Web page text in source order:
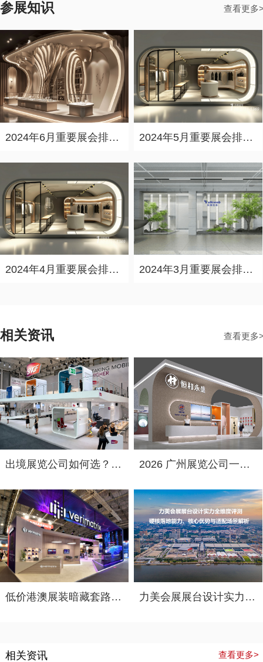
参展知识 查看更多
2024年6月重要展会排期信息，展会策划展台设计搭建公司推荐 2024年5月重要展会排期信息，展台设计定制厂家推荐
2024年4月重要展会排期信息，展会展台设计搭建公司推荐 2024年3月重要展会排期信息，展台设计搭建公司推荐
相关资讯 查看更多
出境展览公司如何选？2026俄罗斯展台设计搭建十大服务商实力盘点 2026 广州展览公司一览！中国国际涂料展（CHINACOAT）展台设计搭建服务商推荐
低价港澳展装暗藏套路！2026 跨境展览设计：通关额外花费避雷指南 力美会展展台设计实力全维度评测：硬核落地能力、核心优势与适配场景解析
相关资讯 查看更多>